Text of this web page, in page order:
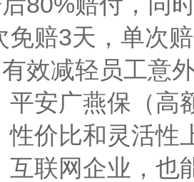
免赔3天，单次
效减轻员工意
平安广燕保（高
性价比和灵活性
互联网企业，也